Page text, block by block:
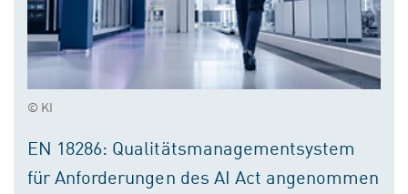
© KI
EN 18286: Qualitätsmanagementsystem
für Anforderungen des AI Act angenommen